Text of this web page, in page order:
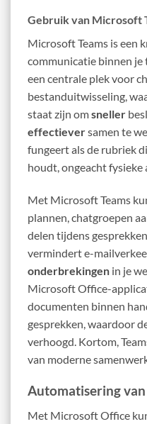
Gebruik van Microsoft
Microsoft Teams is een
communicatie binnen
een centrale plek voor
bestanduitwisseling,
staat zijn omsneller
effectieversamen te
fungeert als de rubriek
houdt, ongeacht fysieke
Met Microsoft Teams
plannen, chatgroepen
delen tijdens
vermindert e-
onderbrekingen in je
Microsoft Office-
documenten binnen
gesprekken, waardoor
verhoogd. Kortom,
van moderne
Automatisering van
Met Microsoft Office